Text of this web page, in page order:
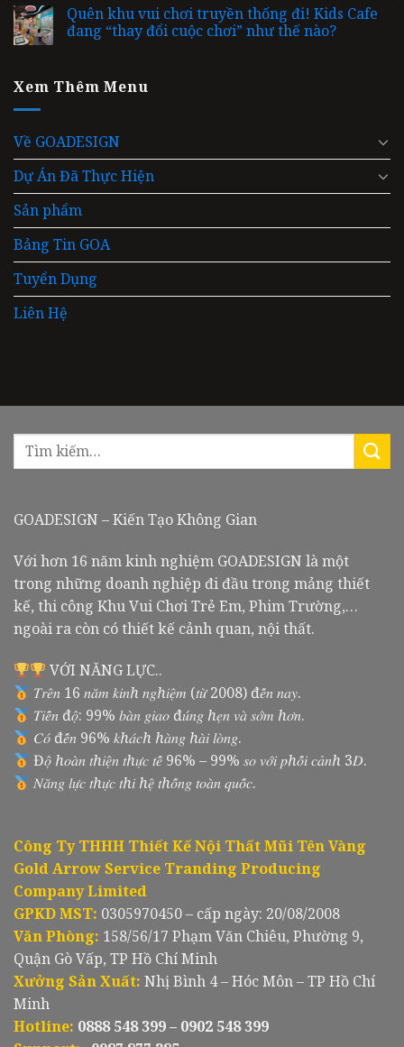
Quên khu vui chơi truyền thống đi! Kids Cafe
đang “thay đổi cuộc chơi” như thế nào?
Xem Thêm Menu
Về GOADESIGN
Dự Án Đã Thực Hiện
Sản phẩm
Bảng Tin GOA
Tuyển Dụng
Liên Hệ
GOADESIGN – Kiến Tạo Không Gian
Với hơn 16 năm kinh nghiệm GOADESIGN là một
trong những doanh nghiệp đi đầu trong mảng thiết
kế, thi công Khu Vui Chơi Trẻ Em, Phim Trường,…
ngoài ra còn có thiết kế cảnh quan, nội thất.
VỚI NĂNG LỰC..
𝑇𝑟𝑒̂𝑛 16 𝑛𝑎̆𝑚 𝑘𝑖𝑛ℎ 𝑛𝑔ℎ𝑖𝑒̣̂𝑚 (𝑡𝑢̛̀ 2008) đ𝑒̂́𝑛 𝑛𝑎𝑦.
𝑇𝑖𝑒̂́𝑛 đ𝑜̣̂: 99% 𝑏𝑎̀𝑛 𝑔𝑖𝑎𝑜 đ𝑢́𝑛𝑔 ℎ𝑒̣𝑛 𝑣𝑎̀ 𝑠𝑜̛́𝑚 ℎ𝑜̛𝑛.
𝐶𝑜́ đ𝑒̂́𝑛 96% 𝑘ℎ𝑎́𝑐ℎ ℎ𝑎̀𝑛𝑔 ℎ𝑎̀𝑖 𝑙𝑜̀𝑛𝑔.
Đ𝑜̣̂ ℎ𝑜𝑎̀𝑛 𝑡ℎ𝑖𝑒̣̂𝑛 𝑡ℎ𝑢̛̣𝑐 𝑡𝑒̂́ 96% – 99% 𝑠𝑜 𝑣𝑜̛́𝑖 𝑝ℎ𝑜̂́𝑖 𝑐𝑎̉𝑛ℎ 3𝐷.
𝑁𝑎̆𝑛𝑔 𝑙𝑢̛̣𝑐 𝑡ℎ𝑢̛̣𝑐 𝑡ℎ𝑖 ℎ𝑒̣̂ 𝑡ℎ𝑜̂́𝑛𝑔 𝑡𝑜𝑎̀𝑛 𝑞𝑢𝑜̂́𝑐.
Công Ty THHH Thiết Kế Nội Thất Mũi Tên Vàng
Gold Arrow Service Tranding Producing
Company Limited
GPKD MST: 0305970450 – cấp ngày: 20/08/2008
Văn Phòng: 158/56/17 Phạm Văn Chiêu, Phường 9,
Quận Gò Vấp, TP Hồ Chí Minh
Xưởng Sản Xuất: Nhị Bình 4 – Hóc Môn – TP Hồ Chí
Minh
Hotline: 0888 548 399 – 0902 548 399